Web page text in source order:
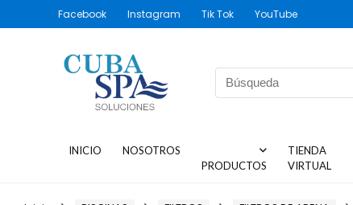
Facebook Instagram Tik Tok YouTube
INICIO
NOSOTROS
PRODUCTOS
TIENDA
VIRTUAL